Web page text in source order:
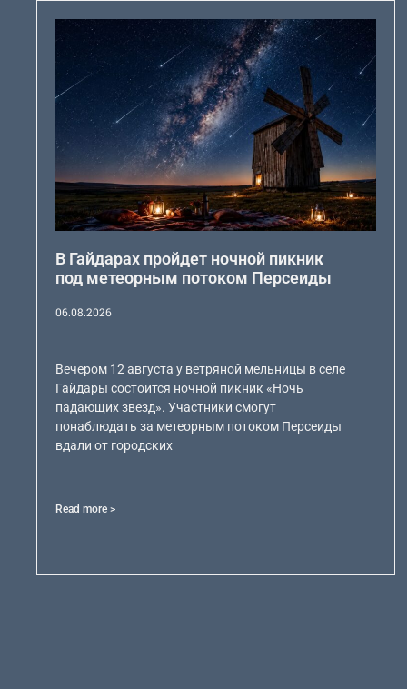
В Гайдарах пройдет ночной пикник
под метеорным потоком Персеиды
06.08.2026
Вечером 12 августа у ветряной мельницы в селе
Гайдары состоится ночной пикник «Ночь
падающих звезд». Участники смогут
понаблюдать за метеорным потоком Персеиды
вдали от городских
Read more >